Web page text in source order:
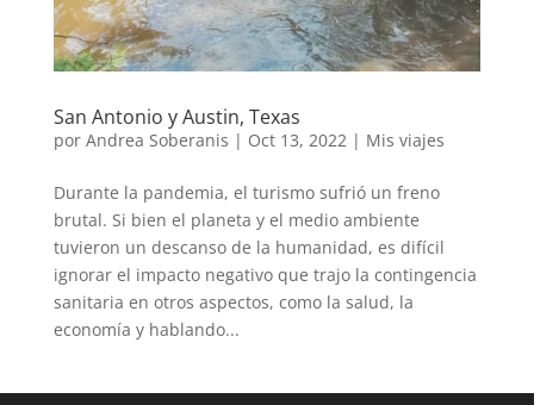
San Antonio y Austin, Texas
por Andrea Soberanis | Oct 13, 2022| Mis viajes
Durante la pandemia, el turismo sufrió un freno
brutal. Si bien el planeta y el medio ambiente
tuvieron un descanso de la humanidad, es difícil
ignorar el impacto negativo que trajo la contingencia
sanitaria en otros aspectos, como la salud, la
economía y hablando...